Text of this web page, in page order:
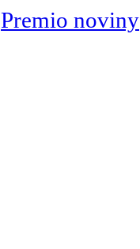
Premio noviny